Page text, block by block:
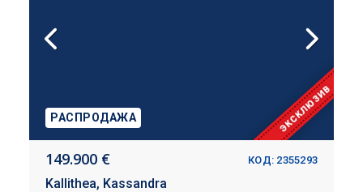
РАСПРОДАЖА ЭКСКЛЮЗИВ
149.900 € КОД: 2355293
Kallithea, Kassandra